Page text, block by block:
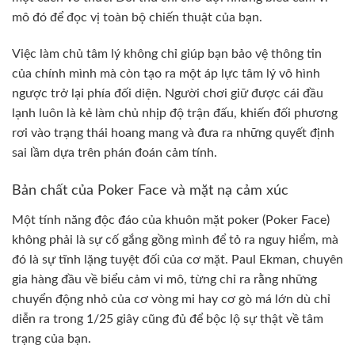
mô đó để đọc vị toàn bộ chiến thuật của bạn.
Việc làm chủ tâm lý không chỉ giúp bạn bảo vệ thông tin
của chính mình mà còn tạo ra một áp lực tâm lý vô hình
ngược trở lại phía đối diện. Người chơi giữ được cái đầu
lạnh luôn là kẻ làm chủ nhịp độ trận đấu, khiến đối phương
rơi vào trạng thái hoang mang và đưa ra những quyết định
sai lầm dựa trên phán đoán cảm tính.
Bản chất của Poker Face và mặt nạ cảm xúc
Một tính năng độc đáo của khuôn mặt poker (Poker Face)
không phải là sự cố gắng gồng mình để tỏ ra nguy hiểm, mà
đó là sự tĩnh lặng tuyệt đối của cơ mặt. Paul Ekman, chuyên
gia hàng đầu về biểu cảm vi mô, từng chỉ ra rằng những
chuyển động nhỏ của cơ vòng mi hay cơ gò má lớn dù chỉ
diễn ra trong 1/25 giây cũng đủ để bộc lộ sự thật về tâm
trạng của bạn.